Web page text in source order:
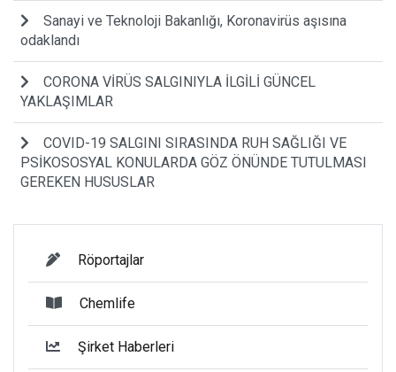
Sanayi ve Teknoloji Bakanlığı, Koronavirüs aşısına
odaklandı
CORONA VİRÜS SALGINIYLA İLGİLİ GÜNCEL
YAKLAŞIMLAR
COVID-19 SALGINI SIRASINDA RUH SAĞLIĞI VE
PSİKOSOSYAL KONULARDA GÖZ ÖNÜNDE TUTULMASI
GEREKEN HUSUSLAR
Röportajlar
Chemlife
Şirket Haberleri